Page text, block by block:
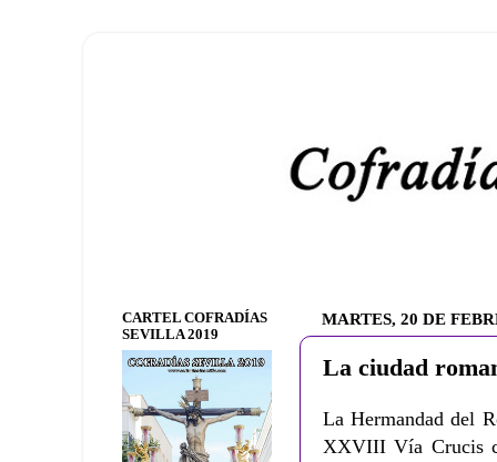
MARTES, 20 DE
La ciudad
La Hermandad del
XXVIII Vía Crucis
CARTEL COFRADÍAS
SEVILLA 2019